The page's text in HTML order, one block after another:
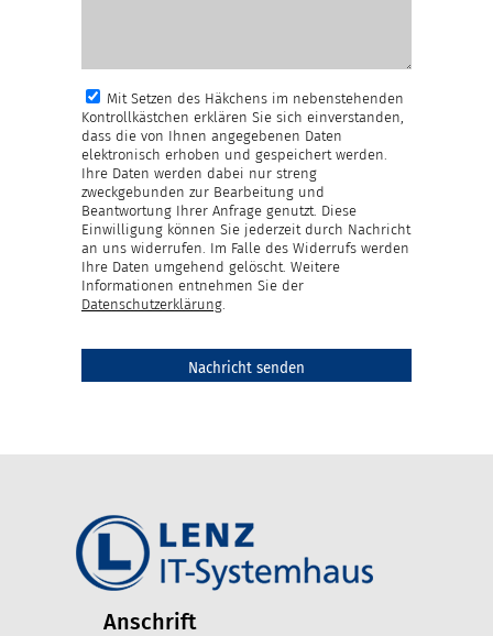
Mit Setzen des Häkchens im nebenstehenden
Kontrollkästchen erklären Sie sich einverstanden,
dass die von Ihnen angegebenen Daten
elektronisch erhoben und gespeichert werden.
Ihre Daten werden dabei nur streng
zweckgebunden zur Bearbeitung und
Beantwortung Ihrer Anfrage genutzt. Diese
Einwilligung können Sie jederzeit durch Nachricht
an uns widerrufen. Im Falle des Widerrufs werden
Ihre Daten umgehend gelöscht. Weitere
Informationen entnehmen Sie der
Datenschutzerklärung
Anschrift